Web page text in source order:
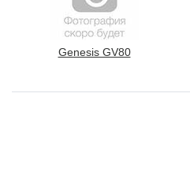
Genesis GV80